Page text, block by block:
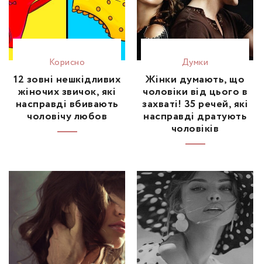
Корисно
12 зовні нешкідливих
жіночих звичок, які
насправді вбивають
чоловічу любов
Думки
Жінки думають, що
чоловіки від цього в
захваті! 35 речей, які
насправді дратують
чоловіків